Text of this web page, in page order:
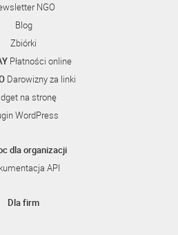
NGO
Blog
Zbiórki
Płatności online
Darowizny za linki
na stronę
WordPress
dla organizacji
API
Dla firm